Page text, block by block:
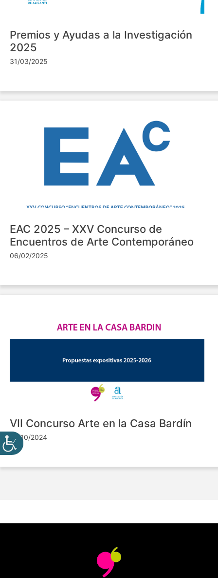
Premios y Ayudas a la Investigación
2025
31/03/2025
EAC 2025 – XXV Concurso de
Encuentros de Arte Contemporáneo
06/02/2025
VII Concurso Arte en la Casa Bardín
24/10/2024